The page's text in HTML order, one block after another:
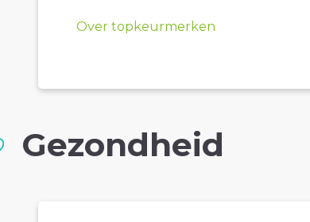
Over topkeurmerken
Gezondheid